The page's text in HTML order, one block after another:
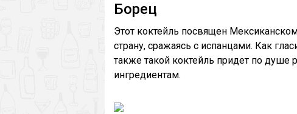
Борец
Этот коктейль посвящен
страну, сражаясь с испанцами. Как
также такой коктейль придет по душе
ингредиентам.